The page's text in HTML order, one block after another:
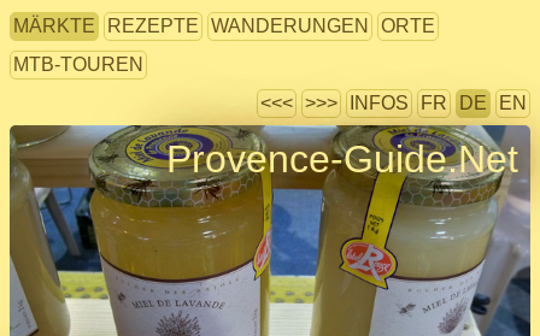
MÄRKTE REZEPTE WANDERUNGEN
ORTE
MTB-TOUREN
<<< >>> INFOS FR DE EN
Provence-Guide.Net